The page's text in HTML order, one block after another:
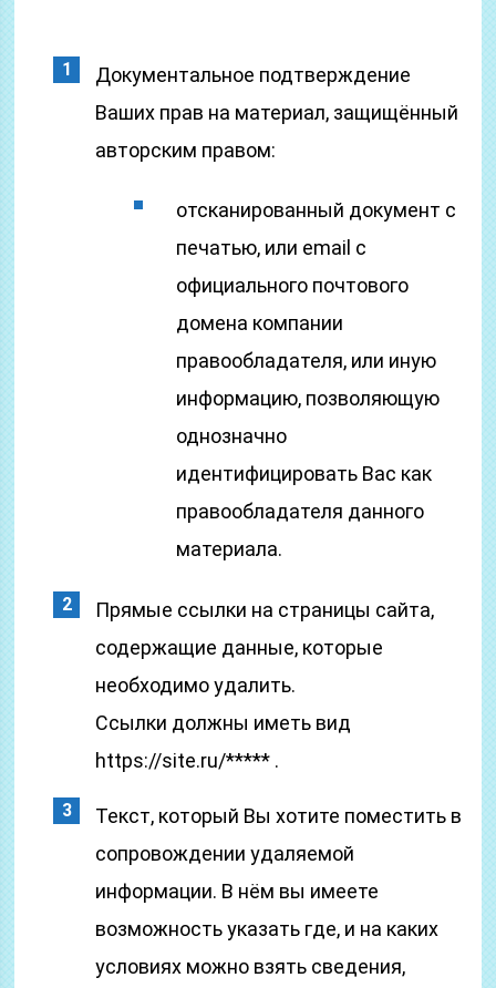
Документальное подтверждение
Ваших прав на материал, защищённый
авторским правом:
отсканированный документ с
печатью, или email с
официального почтового
домена компании
правообладателя, или иную
информацию, позволяющую
однозначно
идентифицировать Вас как
правообладателя данного
материала.
Прямые ссылки на страницы сайта,
содержащие данные, которые
необходимо удалить.
Ссылки должны иметь вид
https://site.ru/***** .
Текст, который Вы хотите поместить в
сопровождении удаляемой
информации. В нём вы имеете
возможность указать где, и на каких
условиях можно взять сведения,